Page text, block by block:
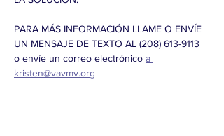
PARA MÁS INFORMACIÓN LLAME O ENVÍE
UN MENSAJE DE TEXTO AL (208) 613-9113
o envíe un correo electrónico a
kristen@vavmv.org